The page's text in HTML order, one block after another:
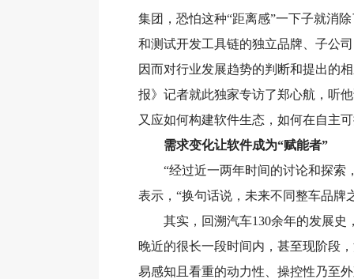
集团，恐怕这种“距离感”一下子就消
和测试开发工具链的独立品牌、子公
因而对行业发展趋势的判断和提出的
报》记者就此独家专访了郑心航，听
又应如何构建软件生态，如何在自主
需求变化让软件成为“赋能者”
“经过近一两年时间的讨论和探索，
表示，“换句话说，未来不同整车品牌
其实，回溯汽车130余年的发展史
晚近的很长一段时间内，甚至现阶段
易感知且看重的动力性、操控性乃至